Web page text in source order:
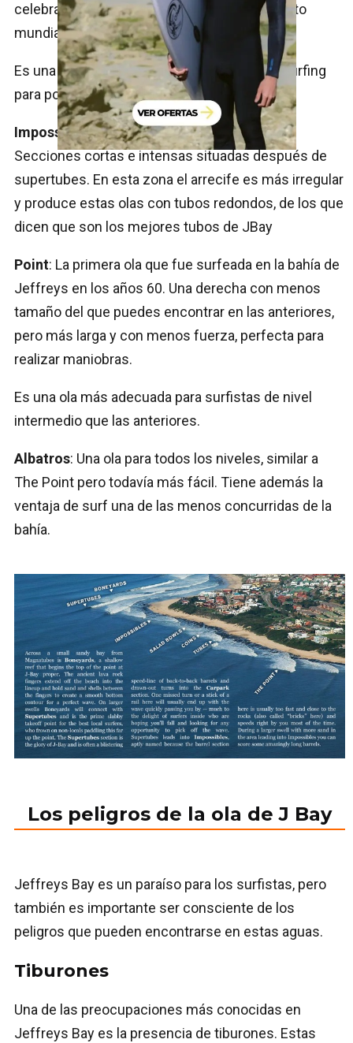
celebra cada mes de julio el evento del circuito
mundial, Corona J Bay Open.
Es una ola que requiere de un gran nivel de surfing
para poder disfrutarla.
Impossibles, Salad Bowls, Coins y Tubes:
Secciones cortas e intensas situadas después de
supertubes. En esta zona el arrecife es más irregular
y produce estas olas con tubos redondos, de los que
dicen que son los mejores tubos de JBay
Point: La primera ola que fue surfeada en la bahía de
Jeffreys en los años 60. Una derecha con menos
tamaño del que puedes encontrar en las anteriores,
pero más larga y con menos fuerza, perfecta para
realizar maniobras.
Es una ola más adecuada para surfistas de nivel
intermedio que las anteriores.
Albatros: Una ola para todos los niveles, similar a
The Point pero todavía más fácil. Tiene además la
ventaja de surf una de las menos concurridas de la
bahía.
Los peligros de la ola de J Bay
Jeffreys Bay es un paraíso para los surfistas, pero
también es importante ser consciente de los
peligros que pueden encontrarse en estas aguas.
Tiburones
Una de las preocupaciones más conocidas en
Jeffreys Bay es la presencia de tiburones. Estas